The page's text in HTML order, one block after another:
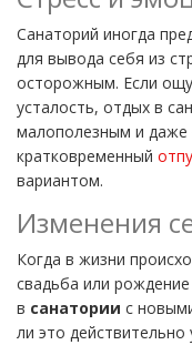
Санаторий иногда
для вывода себя из
осторожным. Если
усталость, отдых в
малополезным и даже
кратковременный
вариантом.
Изменения
Когда в жизни
свадьба или
в санатории с
ли это